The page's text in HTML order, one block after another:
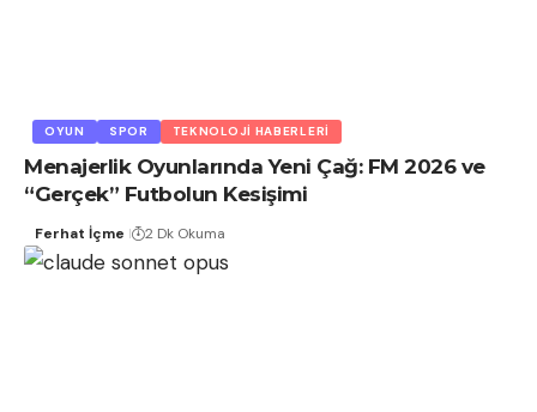
OYUN SPOR TEKNOLOJI HABERLERI
Menajerlik Oyunlarında Yeni Çağ: FM 2026 ve
“Gerçek” Futbolun Kesişimi
Ferhat İçme 2 Dk Okuma